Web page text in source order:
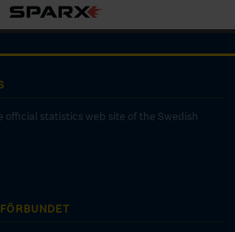
official statistics web site of the Swedish